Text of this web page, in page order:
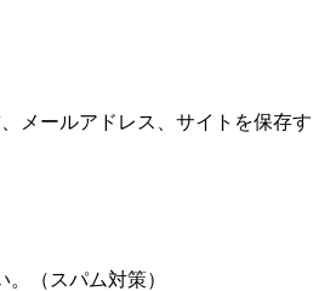
メールアドレス、サイトを保存す
（スパム対策）